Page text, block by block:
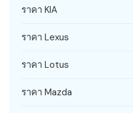
ราคา KIA
ราคา Lexus
ราคา Lotus
ราคา Mazda